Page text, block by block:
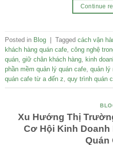
Continue
Posted in Blog | Tagged cách vận
khách hàng quán cafe, công nghệ
quán, giữ chân khách hàng, kinh
phần mềm quản lý quán cafe, quản lý
quán cafe từ a đến z quy trình quán
Xu Hướng Thị
Cơ Hội Kinh Doanh
Quán